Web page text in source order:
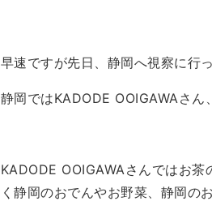
早速ですが先日、静岡へ視察に行
静岡ではKADODE OOIGAWAさん
KADODE OOIGAWAさんではお
く静岡のおでんやお野菜、静岡の